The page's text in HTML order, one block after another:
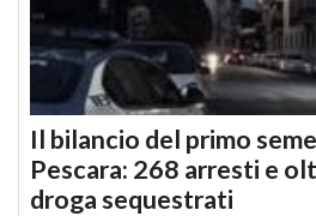
Il bilancio del primo
Pescara: 268 arresti e
droga sequestrati